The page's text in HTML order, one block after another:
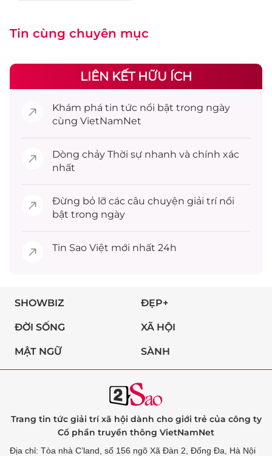
Tin cùng chuyên mục
LIÊN KẾT HỮU ÍCH
Khám phá tin tức nổi bật trong ngày
cùng VietNamNet
Dòng chảy Thời sự nhanh và chính xác
nhất
Đừng bỏ lỡ các câu chuyện giải trínổi
bật trong ngày
Tin Sao Việt mới nhất 24h
SHOWBIZ ĐẸP+
ĐỜI SỐNG XÃ HỘI
MẬT NGỮ SÀNH
Trang tin tức giải trí xã hội dành cho giới trẻ của công ty
Cổ phần truyền thông VietNamNet
Địa chỉ: Tòa nhà C’land, số 156 ngõ Xã Đàn 2, Đống Đa, Hà Nội